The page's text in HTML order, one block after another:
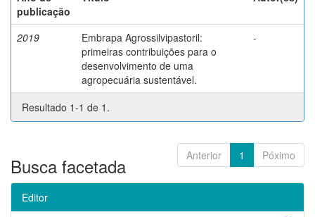
publicação
2019
Embrapa Agrossilvipastoril:
primeiras contribuições para o
desenvolvimento de uma
agropecuária sustentável.
-
Resultado 1-1 de 1.
Anterior 1 Póximo
Busca facetada
Editor